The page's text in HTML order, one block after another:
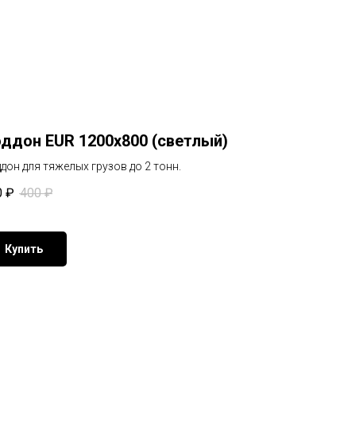
EUR 1200х800 (светлый)
для тяжелых грузов до 2 тонн.
₽ 400 ₽
Купить